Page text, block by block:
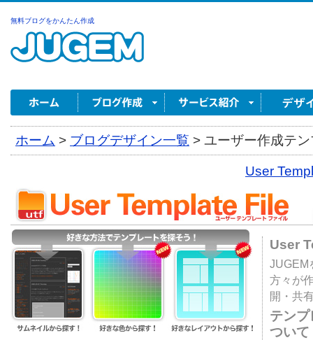
無料ブログをかんたん作成
ホーム > ブログデザイン一覧 > ユーザー作成テ
User
User
JUGEM
方々が
開・共
テン
ついて